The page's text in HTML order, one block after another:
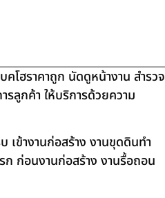
คโฮราคาถูก นัดดูหน้างาน สำรวจ
รลูกค้า ให้บริการด้วยความ
เข้างานก่อสร้าง งานขุดดินทำ
ก ก่อนงานก่อสร้าง งานรื้อถอน